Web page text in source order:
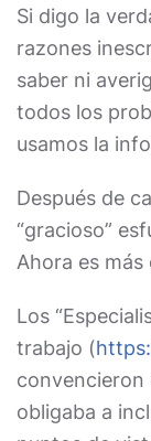
Si digo la
razones
saber ni
todos los
usamos la
Después de
“gracioso”
Ahora es
Los
trabajo (
convencieron
obligaba a